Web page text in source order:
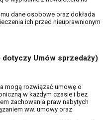
dane osobowe oraz dokłada
ich przed nieuprawnionym
Umów sprzedaży)
mogą rozwiązać umowę o
w każdym czasie i bez
zachowania praw nabytych
ww. umowy oraz